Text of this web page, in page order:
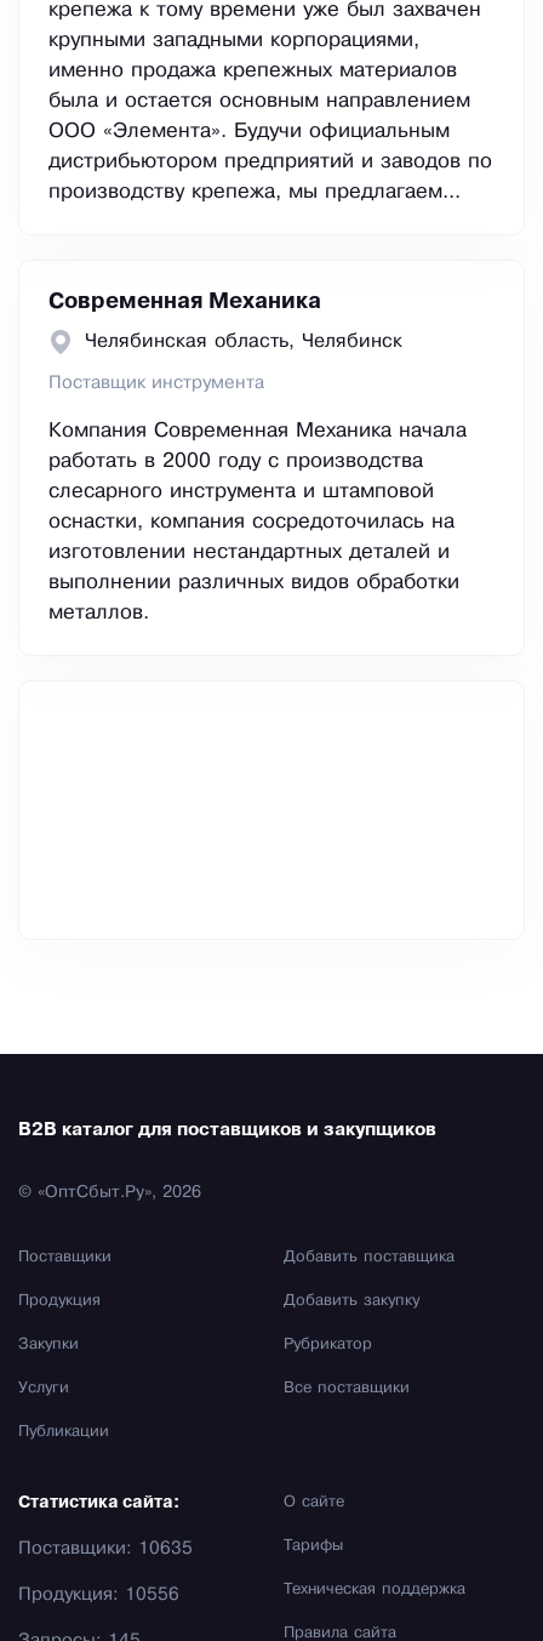
крепежа к тому времени уже был захвачен
крупными западными корпорациями,
именно продажа крепежных материалов
была и остается основным направлением
ООО «Элемента». Будучи официальным
дистрибьютором предприятий и заводов по
производству крепежа, мы предлагаем...
Современная Механика
Челябинская область, Челябинск
Поставщик инструмента
Компания Современная Механика начала
работать в 2000 году с производства
слесарного инструмента и штамповой
оснастки, компания сосредоточилась на
изготовлении нестандартных деталей и
выполнении различных видов обработки
металлов.
B2B каталог для поставщиков и закупщиков
© «ОптСбыт.Ру», 2026
Поставщики
Продукция
Закупки
Услуги
Публикации
Добавить поставщика
Добавить закупку
Рубрикатор
Все поставщики
О сайте
Тарифы
Техническая поддержка
Правила сайта
Статистика сайта:
Поставщики: 10635
Продукция: 10556